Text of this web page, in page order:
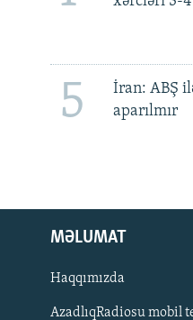
5
İran: ABŞ
aparılmır
MƏLUMAT
Haqqımızda
AzadlıqRadiosu mobil